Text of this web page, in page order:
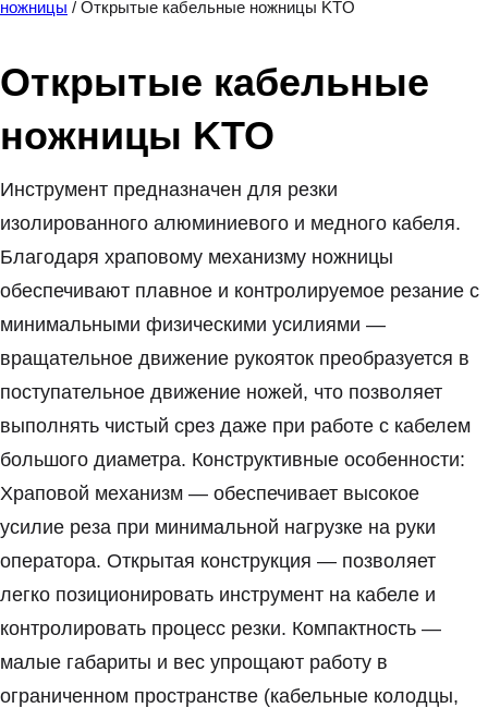
ножницы / Открытые кабельные ножницы KTO
Открытые кабельные
ножницы KTO
Инструмент предназначен для резки
изолированного алюминиевого и медного кабеля.
Благодаря храповому механизму ножницы
обеспечивают плавное и контролируемое резание с
минимальными физическими усилиями —
вращательное движение рукояток преобразуется в
поступательное движение ножей, что позволяет
выполнять чистый срез даже при работе с кабелем
большого диаметра. Конструктивные особенности:
Храповой механизм — обеспечивает высокое
усилие реза при минимальной нагрузке на руки
оператора. Открытая конструкция — позволяет
легко позиционировать инструмент на кабеле и
контролировать процесс резки. Компактность —
малые габариты и вес упрощают работу в
ограниченном пространстве (кабельные колодцы,